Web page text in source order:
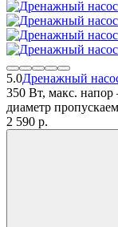
5.0Дренажный
350 Вт, макс.
диаметр
2 590 p.